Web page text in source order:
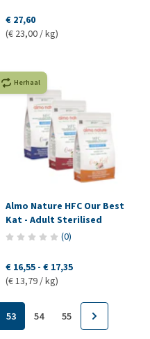
€ 27,60
(€ 23,00 / kg)
Herhaal
Almo Nature HFC Our Best
Kat - Adult Sterilised
(0)
€ 16,55 - € 17,35
(€ 13,79 / kg)
53 54 55